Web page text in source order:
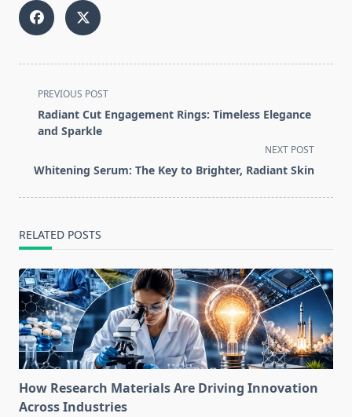
<span
class="nav-
subtitle
reader-
PREVIOUS POST
Radiant Cut Engagement Rings: Timeless Elegance
and Sparkle
NEXT POST
Whitening Serum: The Key to Brighter, Radiant Skin
RELATED POSTS
How Research Materials Are Driving Innovation
Across Industries